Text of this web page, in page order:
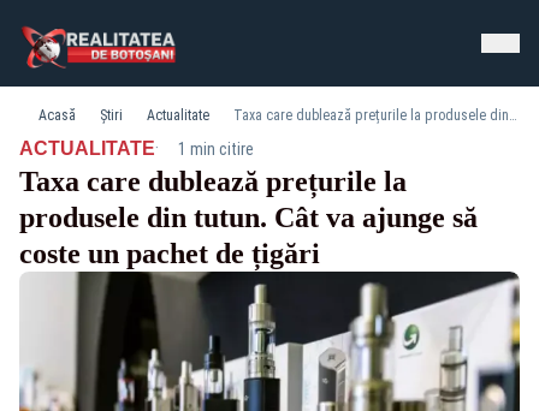
Acasă Știri Actualitate Taxa care dublează prețurile la produsele din tutun. Cât va ajunge să coste un pachet de țigări
ACTUALITATE· 1 min citire
Taxa care dublează prețurile la
produsele din tutun. Cât va ajunge să
coste un pachet de țigări